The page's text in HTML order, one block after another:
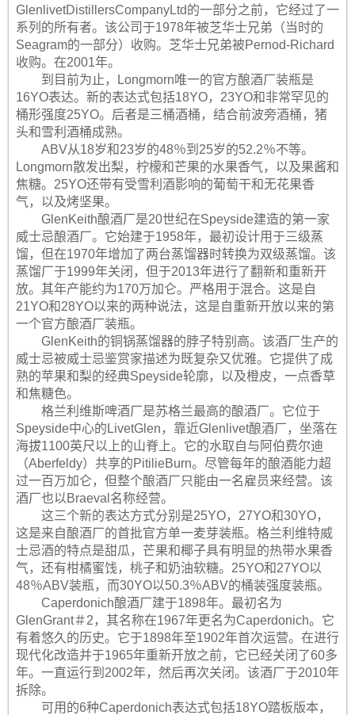
GlenlivetDistillersCompanyLtd的一部分之前，它经过了一
系列的所有者。该公司于1978年被芝华士兄弟（当时的
Seagram的一部分）收购。芝华士兄弟被Pernod-Richard
收购。在2001年。
到目前为止，Longmorn唯一的官方酿酒厂装瓶是
16YO表达。新的表达式包括18YO，23YO和非常罕见的
桶形强度25YO。后者是三桶酒桶，结合前波旁酒桶，猪
头和雪利酒桶成熟。
ABV从18岁和23岁的48％到25岁的52.2％不等。
Longmorn散发出梨，柠檬和芒果的水果香气，以及果酱和
焦糖。25YO还带有受雪利酒影响的葡萄干和无花果香
气，以及烤坚果。
GlenKeith酿酒厂是20世纪在Speyside建造的第一家
威士忌酿酒厂。它始建于1958年，最初设计用于三级蒸
馏，但在1970年增加了两台蒸馏器时转换为双级蒸馏。该
蒸馏厂于1999年关闭，但于2013年进行了翻新和重新开
放。其年产能约为170万加仑。严格用于混合。这是自
21YO和28YO以来的两种说法，这是自重新开放以来的第
一个官方酿酒厂装瓶。
GlenKeith的铜锅蒸馏器的脖子特别高。该酒厂生产的
威士忌被威士忌鉴赏家描述为既复杂又优雅。它提供了成
熟的苹果和梨的经典Speyside轮廓，以及橙皮，一点香草
和焦糖色。
格兰利维斯啤酒厂是苏格兰最高的酿酒厂。它位于
Speyside中心的LivetGlen，靠近Glenlivet酿酒厂，坐落在
海拔1100英尺以上的山脊上。它的水取自与阿伯费尔迪
（Aberfeldy）共享的PitilieBurn。尽管每年的酿酒能力超
过一百万加仑，但整个酿酒厂只能由一名雇员来经营。该
酒厂也以Braeval名称经营。
这三个新的表达方式分别是25YO，27YO和30YO，
这是来自酿酒厂的首批官方单一麦芽装瓶。格兰利维特威
士忌酒的特点是甜瓜，芒果和椰子具有明显的热带水果香
气，还有柑橘蜜饯，桃子和奶油软糖。25YO和27YO以
48％ABV装瓶，而30YO以50.3％ABV的桶装强度装瓶。
Caperdonich酿酒厂建于1898年。最初名为
GlenGrant＃2，其名称在1967年更名为Caperdonich。它
有着悠久的历史。它于1898年至1902年首次运营。在进行
现代化改造并于1965年重新开放之前，它已经关闭了60多
年。一直运行到2002年，然后再次关闭。该酒厂于2010年
拆除。
可用的6种Caperdonich表达式包括18YO踏板版本，